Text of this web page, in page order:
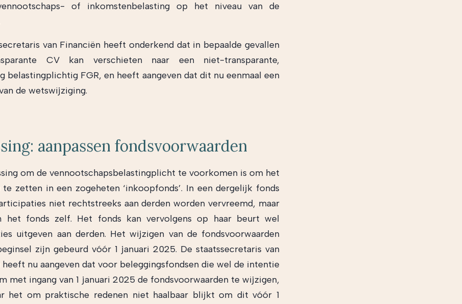
of inkomstenbelasting op het niveau van de
van Financiën heeft onderkend dat in bepaalde gevallen
CV kan verschieten naar een niet-transparante,
belastingplichtig FGR, en heeft aangeven dat dit nu eenmaal een
de wetswijziging.
aanpassen fondsvoorwaarden
om de vennootschapsbelastingplicht te voorkomen is om het
zetten in een zogeheten ‘inkoopfonds’. In een dergelijk fonds
niet rechtstreeks aan derden worden vervreemd, maar
het fonds zelf. Het fonds kan vervolgens op haar beurt wel
uitgeven aan derden. Het wijzigen van de fondsvoorwaarden
zijn gebeurd vóór 1 januari 2025. De staatssecretaris van
heeft nu aangeven dat voor beleggingsfondsen die wel de intentie
met ingang van 1 januari 2025 de fondsvoorwaarden te wijzigen,
het om praktische redenen niet haalbaar blijkt om dit vóór 1